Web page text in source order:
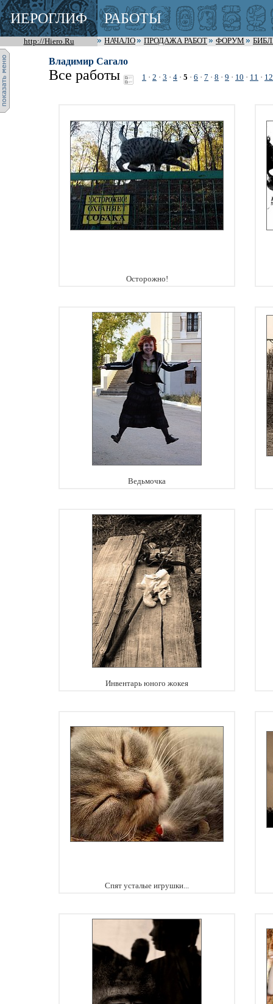
ИЕРОГЛИФ РАБОТЫ
http://Hiero.Ru НАЧАЛО ПРОДАЖА РАБОТ ФОРУМ
Владимир Сагало
Все работы 1 · 2 · 3 · 4 · 5 · 6 · 7 · 8 · 9 · 10 · 11 · 12
Осторожно!
Ведьмочка
Инвентарь юного жокея
Спят усталые игрушки...